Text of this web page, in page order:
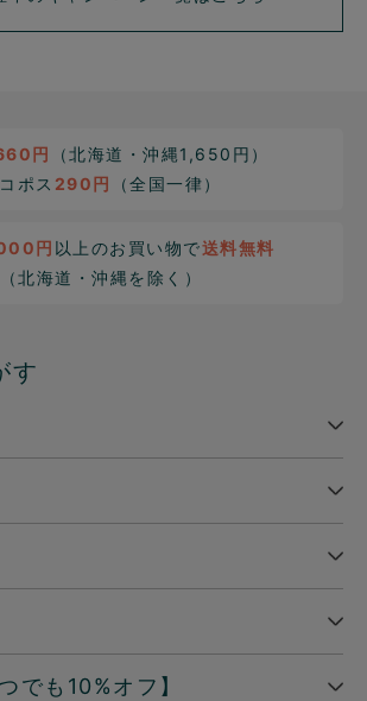
円
（北海道・沖縄1,650円）
ポス 290円 （全国一律）
円 以上のお買い物で送料無料
（北海道・沖縄を除く）
す
でも10%オフ】